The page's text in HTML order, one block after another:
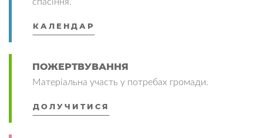
КАЛЕНДАР
ПОЖЕРТВУВАННЯ
Матеріальна участь у потребах громади.
ДОЛУЧИТИСЯ